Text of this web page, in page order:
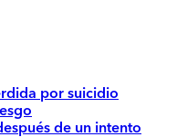
por suicidio
de un intento